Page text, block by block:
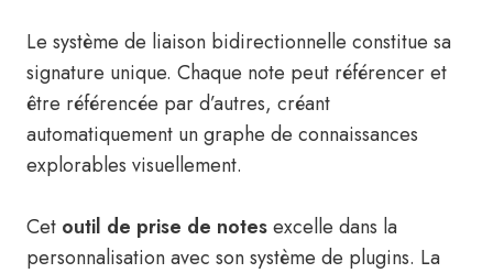
Le système de liaison bidirectionnelle constitue sa
signature unique. Chaque note peut référencer et
être référencée par d’autres, créant
automatiquement un graphe de connaissances
explorables visuellement.
Cet outil de prise de notesexcelle dans la
personnalisation avec son système de plugins. La